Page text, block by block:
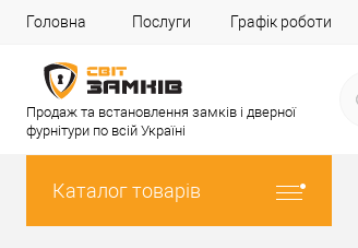
Головна Послуги Графік роботи
Продаж та встановлення замків і дверної
фурнітури по всій Україні
Каталог товарів